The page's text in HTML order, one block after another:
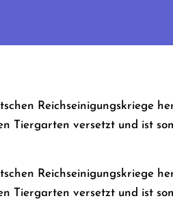
Reichseinigungskriege
Tiergarten versetzt und ist
Reichseinigungskriege
Tiergarten versetzt und ist